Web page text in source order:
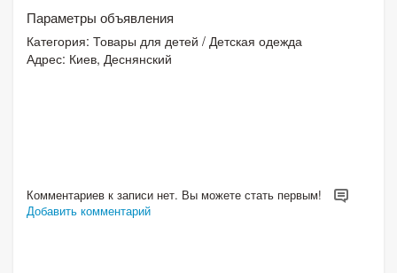
Параметры объявления
Категория: Товары для детей / Детская одежда
Адрес: Киев, Деснянский
Комментариев к записи нет. Вы можете стать первым!
Добавить комментарий